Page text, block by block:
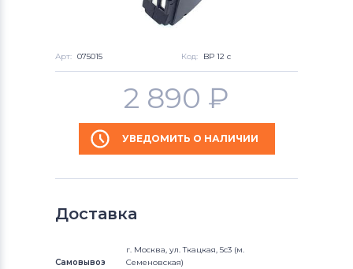
Арт: 075015 Код: BP 12 c
2 890 ₽
УВЕДОМИТЬ О НАЛИЧИИ
Доставка
Самовывоз
г. Москва, ул. Ткацкая, 5с3 (м.
Семеновская)